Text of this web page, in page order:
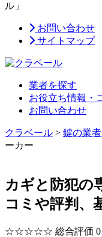
ル」
お問い合わせ
サイトマップ
業者を探す
お役立ち情報・
お問い合わせ
クラベール > 鍵の業
ーカー
カギと防犯の
コミや評判、
☆☆☆☆☆ 総合評価 0